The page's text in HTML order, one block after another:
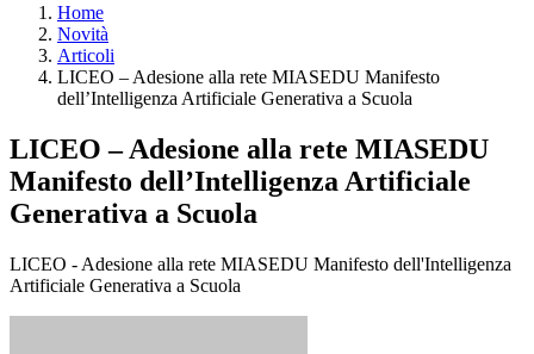
Home
Novità
Articoli
LICEO – Adesione alla rete MIASEDU Manifesto
dell’Intelligenza Artificiale Generativa a Scuola
LICEO – Adesione alla rete MIASEDU
Manifesto dell’Intelligenza Artificiale
Generativa a Scuola
LICEO - Adesione alla rete MIASEDU Manifesto dell'Intelligenza
Artificiale Generativa a Scuola